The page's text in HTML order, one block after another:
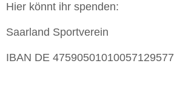
Hier könnt ihr spenden:
Saarland Sportverein
IBAN DE 47590501010057129577